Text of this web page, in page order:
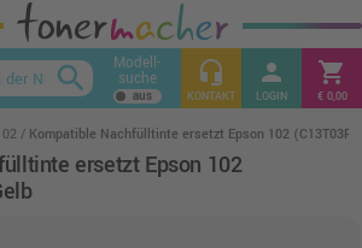
keyboard_arrow_up
search Modell-
suche headset_mic
KONTAKT
person
LOGIN
shopping_cart
€ 0,00
Kompatible Nachfülltinte ersetzt Epson 102
ersetzt Epson 102